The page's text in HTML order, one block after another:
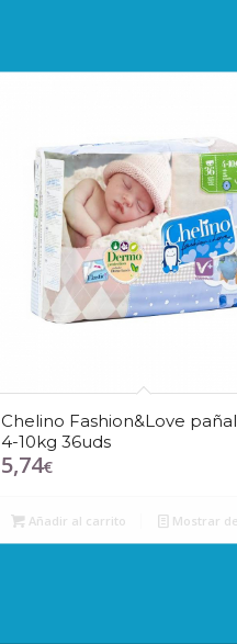
Chelino Fashion&Love
4-10kg 36uds
5,74€
Añadir al carrito Mostrar